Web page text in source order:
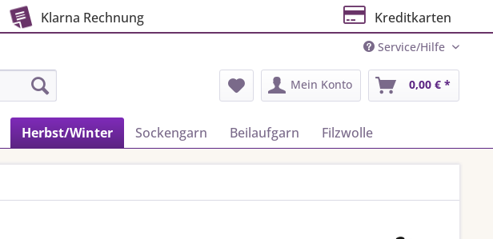
Klarna Rechnung Kreditkarten
Service/Hilfe
Mein Konto 0,00 € *
Herbst/Winter Sockengarn Beilaufgarn Filzwolle